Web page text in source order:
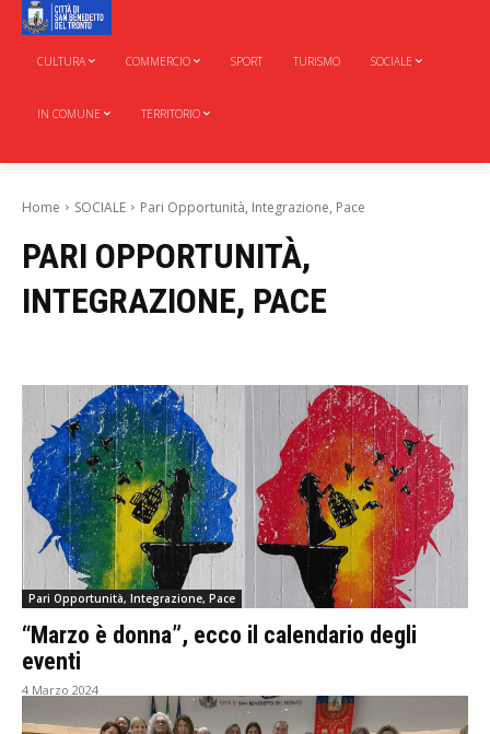
CULTURA COMMERCIO SPORT TURISMO SOCIALE
IN COMUNE TERRITORIO
Home SOCIALE Pari Opportunità, Integrazione, Pace
PARI OPPORTUNITÀ,
INTEGRAZIONE, PACE
Pari Opportunità, Integrazione, Pace
“Marzo è donna”, ecco il calendario degli
eventi
4 Marzo 2024